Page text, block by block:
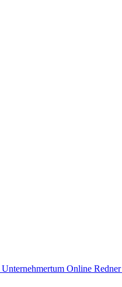
Unternehmertum Online Redner